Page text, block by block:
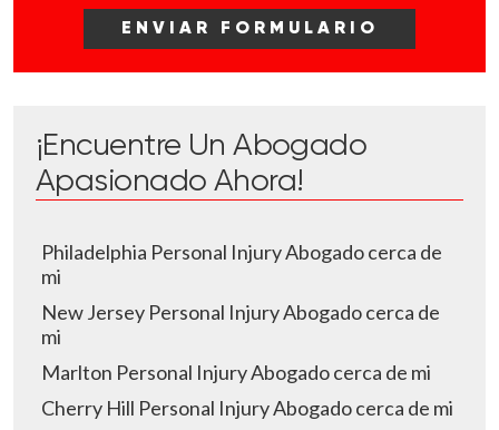
¡Encuentre Un Abogado
Apasionado Ahora!
Philadelphia Personal Injury Abogado cerca de
mi
New Jersey Personal Injury Abogado cerca de
mi
Marlton Personal Injury Abogado cerca de mi
Cherry Hill Personal Injury Abogado cerca de mi